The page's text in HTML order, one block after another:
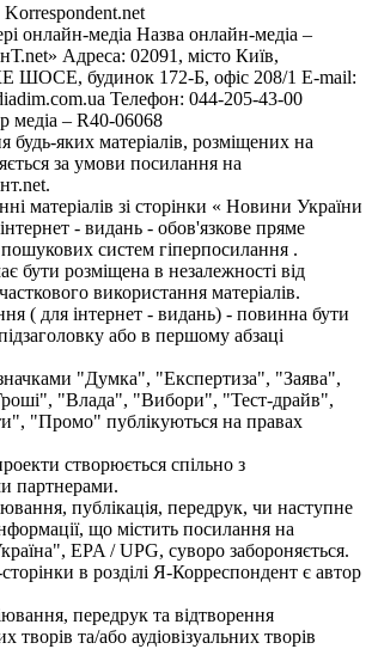
онлайн-медіа Назва онлайн-медіа –
Адреса: 02091, місто Київ,
будинок 172-Б, офіс 208/1 E-mail:
Телефон: 044-205-43-00
медіа – R40-06068
будь-яких матеріалів, розміщених на
за умови посилання на
матеріалів зі сторінки « Новини України
інтернет - видань - обов'язкове пряме
пошукових систем гіперпосилання .
бути розміщена в незалежності від
використання матеріалів.
( для інтернет - видань) - повинна бути
або в першому абзаці
"Думка", "Експертиза", "Заява",
"Влада", "Вибори", "Тест-драйв",
"Промо" публікуються на правах
створюється спільно з
партнерами.
публікація, передрук, чи наступне
що містить посилання на
EPA / UPG, суворо забороняється.
в розділі Я-Корреспондент є автор
передрук та відтворення
творів та/або аудіовізуальних творів